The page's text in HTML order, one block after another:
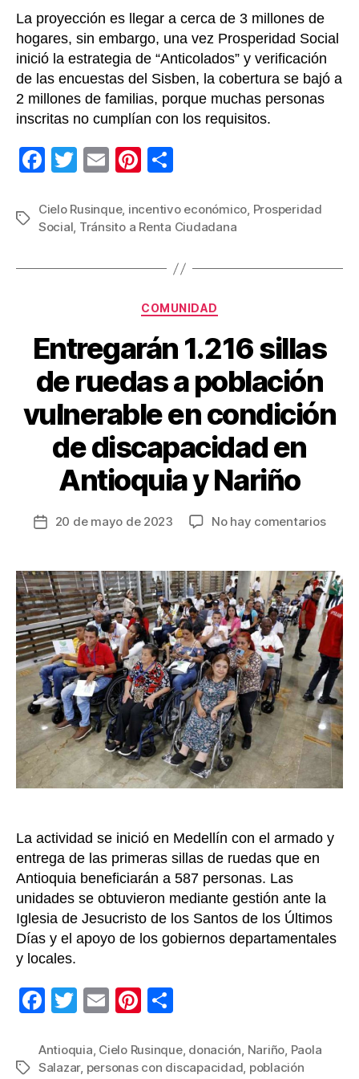
La proyección es llegar a cerca de 3 millones de
hogares, sin embargo, una vez Prosperidad Social
inició la estrategia de “Anticolados” y verificación
de las encuestas del Sisben, la cobertura se bajó a
2 millones de familias, porque muchas personas
inscritas no cumplían con los requisitos.
F
c
e
b
k
T
tt
er
E
ail
Pi
er
e
st
m
p
ar
Etiquetas
Cielo Rusinque, incentivo económico, Prosperidad
Social, Tránsito a Renta Ciudadana
Categorías
COMUNIDAD
Entregarán 1.216 sillas
de ruedas a población
vulnerable en condición
de discapacidad en
Antioquia y Nariño
Fecha
entrada
20 de mayo de 2023 No hay comentariosen
sillas
de
a
en
de
en
y
La actividad se inició en Medellín con el armado y
entrega de las primeras sillas de ruedas que en
Antioquia beneficiarán a 587 personas. Las
unidades se obtuvieron mediante gestión ante la
Iglesia de Jesucristo de los Santos de los Últimos
Días y el apoyo de los gobiernos departamentales
y locales.
F
c
T
tt
E
ail
Pi
er m
Etiquetas
Antioquia, Cielo Rusinque, donación, Nariño, Paola
Salazar, personas con discapacidad, población